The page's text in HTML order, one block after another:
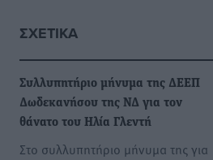
ΣΧΕΤΙΚΆ
Συλλυπητήριο μήνυμα της ΔΕΕΠ
Δωδεκανήσου της ΝΔ για τον
θάνατο του Ηλία Γλεντή
Στο συλλυπητήριο μήνυμα της για